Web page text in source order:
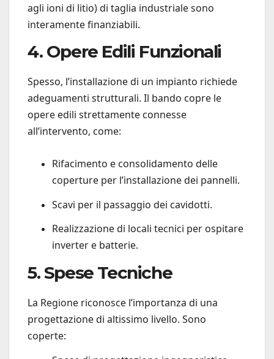
agli ioni di litio) di taglia industriale sono
interamente finanziabili.
4. Opere Edili Funzionali
Spesso, l’installazione di un impianto richiede
adeguamenti strutturali. Il bando copre le
opere edili strettamente connesse
all’intervento, come:
Rifacimento e consolidamento delle
coperture per l’installazione dei pannelli.
Scavi per il passaggio dei cavidotti.
Realizzazione di locali tecnici per ospitare
inverter e batterie.
5. Spese Tecniche
La Regione riconosce l’importanza di una
progettazione di altissimo livello. Sono
coperte: